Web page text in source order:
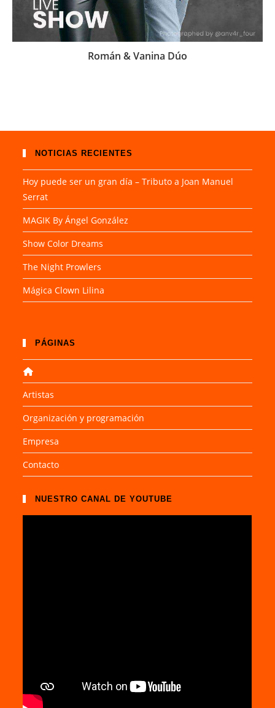
Román & Vanina Dúo
NOTICIAS RECIENTES
Hoy puede ser un gran día – Tributo a Joan Manuel
Serrat
MAGIK By Ángel González
Show Color Dreams
The Night Prowlers
Mágica Clown Lilina
PÁGINAS
Artistas
Organización y programación
Empresa
Contacto
NUESTRO CANAL DE YOUTUBE